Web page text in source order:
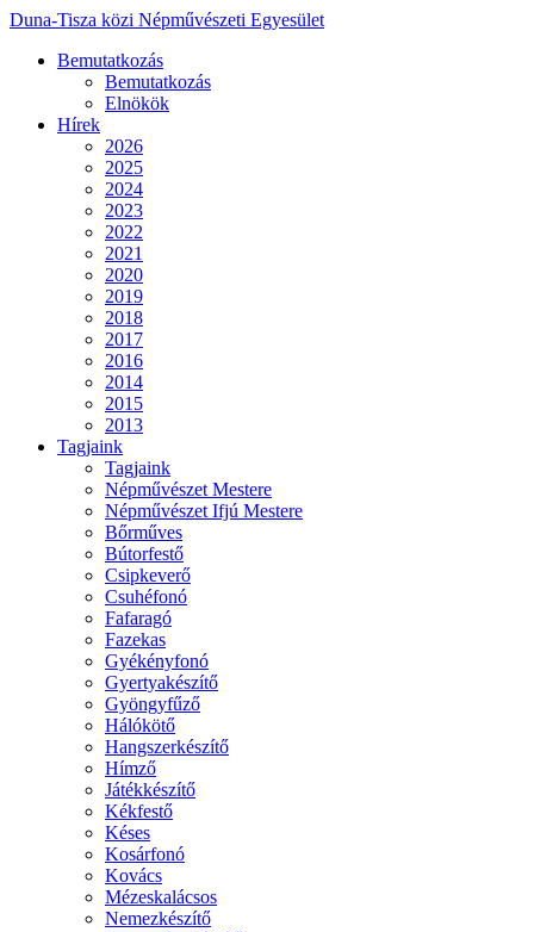
Duna-Tisza közi Népművészeti Egyesület
Bemutatkozás
Bemutatkozás
Elnökök
Hírek
2026
2025
2024
2023
2022
2021
2020
2019
2018
2017
2016
2014
2015
2013
Tagjaink
Tagjaink
Népművészet Mestere
Népművészet Ifjú Mestere
Bőrműves
Bútorfestő
Csipkeverő
Csuhéfonó
Fafaragó
Fazekas
Gyékényfonó
Gyertyakészítő
Gyöngyfűző
Hálókötő
Hangszerkészítő
Hímző
Játékkészítő
Kékfestő
Késes
Kosárfonó
Kovács
Mézeskalácsos
Nemezkészítő